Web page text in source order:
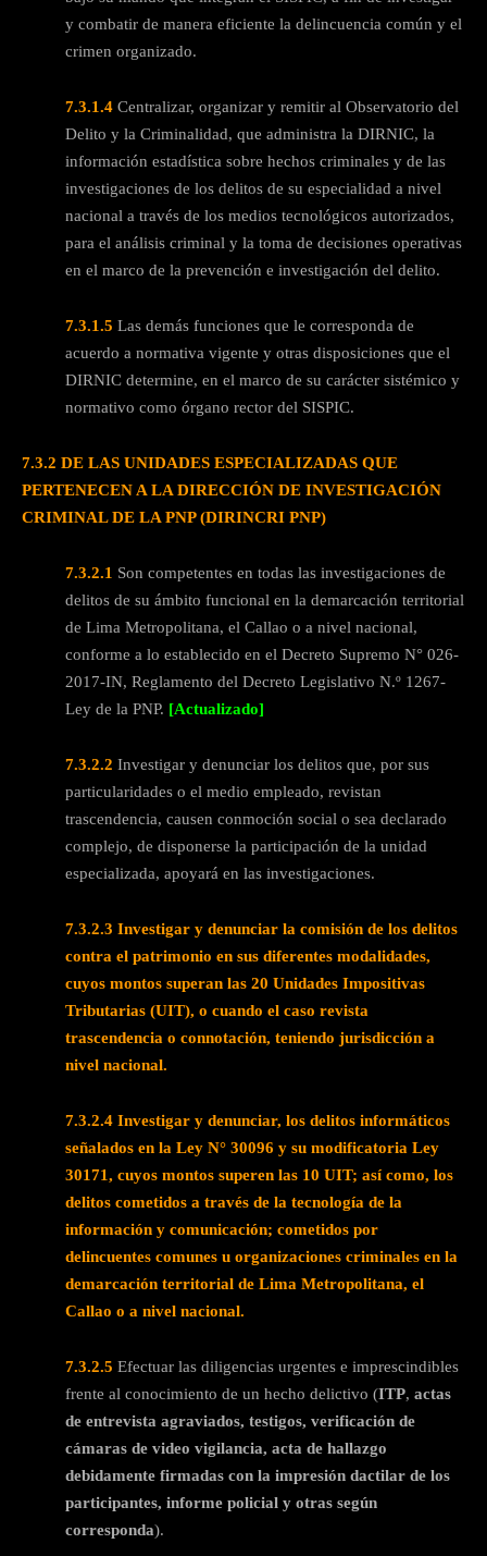
y combatir de manera eficiente la delincuencia común y el
crimen organizado.
7.3.1.4 Centralizar, organizar y remitir al Observatorio del
Delito y la Criminalidad, que administra la DIRNIC, la
información estadística sobre hechos criminales y de las
investigaciones de los delitos de su especialidad a nivel
nacional a través de los medios tecnológicos autorizados,
para el análisis criminal y la toma de decisiones operativas
en el marco de la prevención e investigación del delito.
7.3.1.5 Las demás funciones que le corresponda de
acuerdo a normativa vigente y otras disposiciones que el
DIRNIC determine, en el marco de su carácter sistémico y
normativo como órgano rector del SISPIC.
7.3.2 DE LAS UNIDADES ESPECIALIZADAS QUE
PERTENECEN A LA DIRECCIÓN DE INVESTIGACIÓN
CRIMINAL DE LA PNP (DIRINCRI PNP)
7.3.2.1 Son competentes en todas las investigaciones de
delitos de su ámbito funcional en la demarcación territorial
de Lima Metropolitana, el Callao o a nivel nacional,
conforme a lo establecido en el Decreto Supremo N° 026-
2017-IN, Reglamento del Decreto Legislativo N.º 1267-
Ley de la PNP. [Actualizado]
7.3.2.2 Investigar y denunciar los delitos que, por sus
particularidades o el medio empleado, revistan
trascendencia, causen conmoción social o sea declarado
complejo, de disponerse la participación de la unidad
especializada, apoyará en las investigaciones.
7.3.2.3 Investigar y denunciar la comisión de los delitos
contra el patrimonio en sus diferentes modalidades,
cuyos montos superan las 20 Unidades Impositivas
Tributarias (UIT), o cuando el caso revista
trascendencia o connotación, teniendo jurisdicción a
nivel nacional.
7.3.2.4 Investigar y denunciar, los delitos informáticos
señalados en la Ley N° 30096 y su modificatoria Ley
30171, cuyos montos superen las 10 UIT; así como, los
delitos cometidos a través de la tecnología de la
información y comunicación; cometidos por
delincuentes comunes u organizaciones criminales en la
demarcación territorial de Lima Metropolitana, el
Callao o a nivel nacional.
7.3.2.5 Efectuar las diligencias urgentes e imprescindibles
frente al conocimiento de un hecho delictivo (ITP, actas
de entrevista agraviados, testigos, verificación de
cámaras de video vigilancia, acta de hallazgo
debidamente firmadas con la impresión dactilar de los
participantes, informe policial y otras según
corresponda).